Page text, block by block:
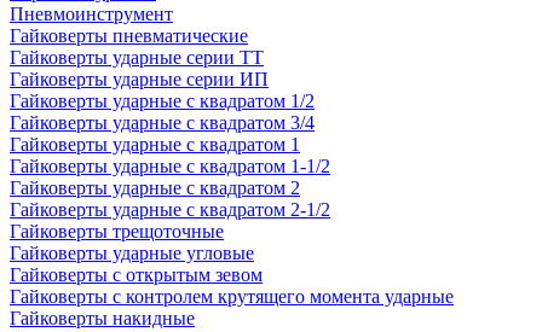
Пневмоинструмент
Гайковерты пневматические
Гайковерты ударные серии ТТ
Гайковерты ударные серии ИП
Гайковерты ударные с квадратом 1/2
Гайковерты ударные с квадратом 3/4
Гайковерты ударные с квадратом 1
Гайковерты ударные с квадратом 1-1/2
Гайковерты ударные с квадратом 2
Гайковерты ударные с квадратом 2-1/2
Гайковерты трещоточные
Гайковерты ударные угловые
Гайковерты с открытым зевом
Гайковерты с контролем крутящего момента ударные
Гайковерты накидные